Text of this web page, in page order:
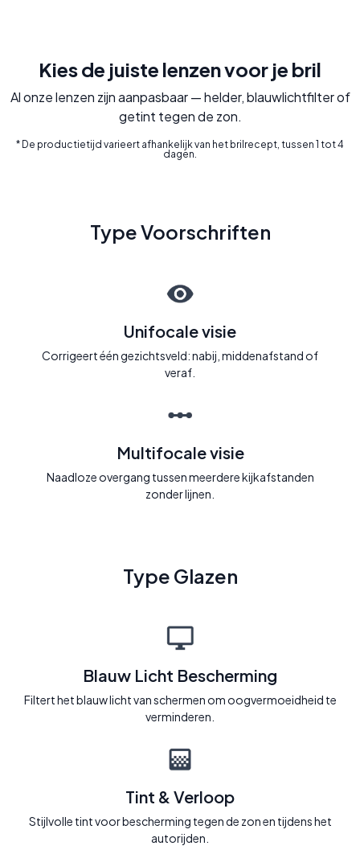
Kies de juiste lenzen voor je bril
Al onze lenzen zijn aanpasbaar — helder, blauwlichtfilter of
getint tegen de zon.
* De productietijd varieert afhankelijk van het brilrecept, tussen 1 tot 4
dagen.
Type Voorschriften
Unifocale visie
Corrigeert één gezichtsveld: nabij, middenafstand of
veraf.
Multifocale visie
Naadloze overgang tussen meerdere kijkafstanden
zonder lijnen.
Type Glazen
Blauw Licht Bescherming
Filtert het blauw licht van schermen om oogvermoeidheid te
verminderen.
Tint & Verloop
Stijlvolle tint voor bescherming tegen de zon en tijdens het
autorijden.